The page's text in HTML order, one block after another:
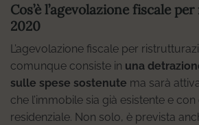
Cos’è l’agevolazione fiscale
2020
L’agevolazione fiscale per
comunque consiste in una
sulle spese sostenute ma sarà
che l’immobile sia già esistente e con
residenziale. Non solo, è prevista